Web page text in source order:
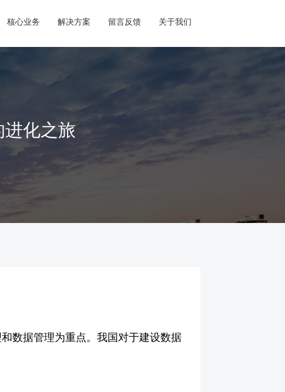
核心业务 解决方案 留言反馈 关于我们
化之旅
数据管理为重点。我国对于建设数据